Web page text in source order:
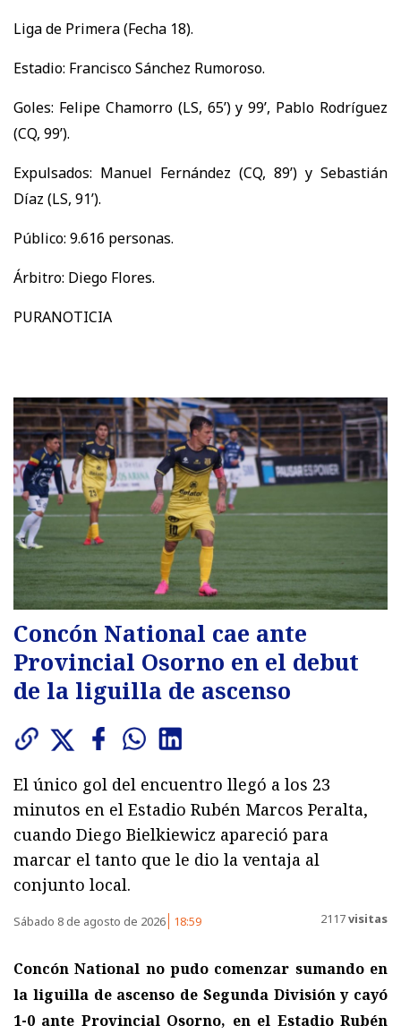
Liga de Primera (Fecha 18).
Estadio: Francisco Sánchez Rumoroso.
Goles: Felipe Chamorro (LS, 65’) y 99’, Pablo Rodríguez
(CQ, 99’).
Expulsados: Manuel Fernández (CQ, 89’) y Sebastián
Díaz (LS, 91’).
Público: 9.616 personas.
Árbitro: Diego Flores.
PURANOTICIA
Concón National cae ante
Provincial Osorno en el debut
de la liguilla de ascenso
El único gol del encuentro llegó a los 23
minutos en el Estadio Rubén Marcos Peralta,
cuando Diego Bielkiewicz apareció para
marcar el tanto que le dio la ventaja al
conjunto local.
Sábado 8 de agosto de 2026 18:59 2117visitas
Concón National no pudo comenzar sumando en
la liguilla de ascenso de Segunda División y cayó
1-0 ante Provincial Osorno, en el Estadio Rubén